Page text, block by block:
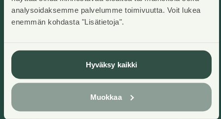
analysoidaksemme palvelumme toimivuutta. Voit lukea
enemmän kohdasta "Lisätietoja".
Hyväksy kaikki
Muokkaa
Lisää
110m2
Asumisoikeuskoti
1381,28€
Rakennusvuosi
Kerros:1/1